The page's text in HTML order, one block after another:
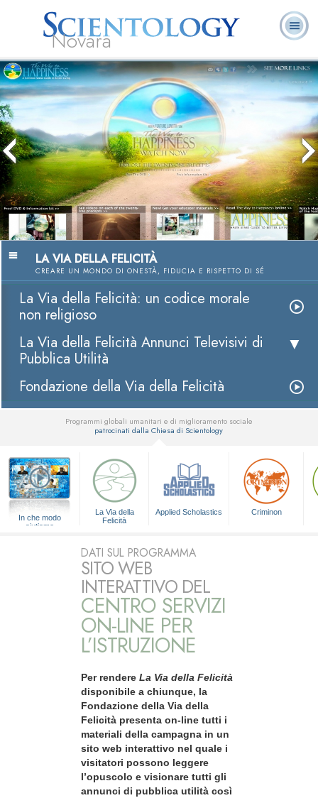
Novara
L. Ron Hubbard:
Fondatore
Che cos’è
Scientology?
Ministri
Volontari
Domande
ricorrenti
Libri
LA VIA DELLA FELICITÀ
CREARE UN MONDO DI ONESTÀ, FIDUCIA E RISPETTO DI SÉ
La Via della Felicità: un codice morale
non religioso
La Via della Felicità Annunci Televisivi di
Pubblica Utilità
Fondazione della Via della Felicità
Programmi globali umanitari e di miglioramento sociale
patrocinati dalla Chiesa di Scientology
In che modo
aiutiamo
La Via della
Felicità
Applied Scholastics Criminon
DATI SUL PROGRAMMA
SITO WEB
INTERATTIVO DEL
CENTRO SERVIZI
ON-LINE PER
L’ISTRUZIONE
Per rendere La Via della Felicità
disponibile a chiunque, la
Fondazione della Via della
Felicità presenta on-line tutti i
materiali della campagna in un
sito web interattivo nel quale i
visitatori possono leggere
l’opuscolo e visionare tutti gli
annunci di pubblica utilità così